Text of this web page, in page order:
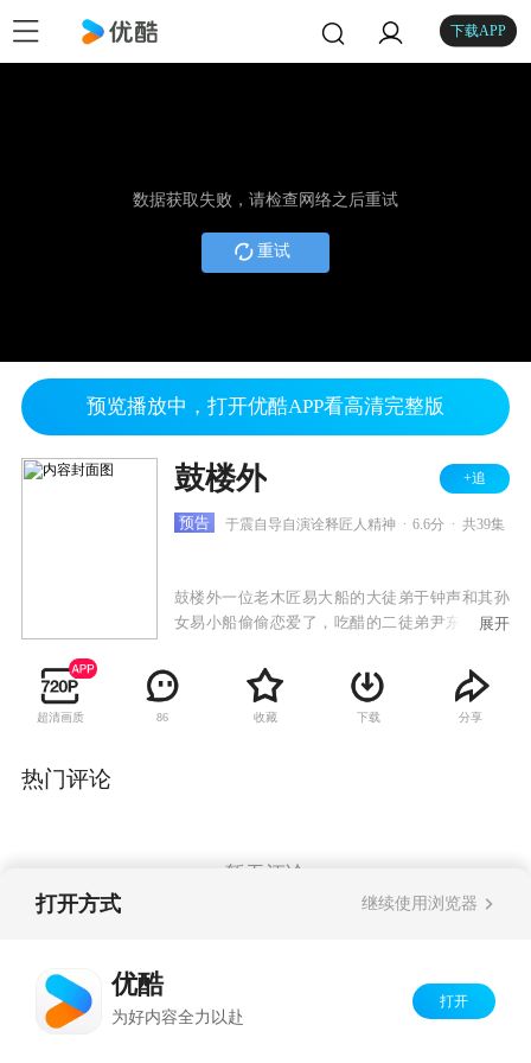
下载APP
数据获取失败，请检查网络之后重试
重试
预览播放中，打开优酷APP看高清完整版
鼓楼外 +追
预告 于震自导自演诠释匠人精神 6.6分 共39集
鼓楼外一位老木匠易大船的大徒弟于钟声和其孙
女易小船偷偷恋爱了，吃醋的二徒弟尹东义给于
当以致屋里的孩子死亡，锒铛入狱。狱外，心里
还爱着于钟声的易小船迫于种种无奈嫁给了尹东
义，而狱中的于钟声得知此消息悲愤交加，誓言
展开
超清画质 86 收藏 下载 分享
热门评论
暂无评论
打开方式 继续使用浏览器
优酷
为好内容全力以赴
打开